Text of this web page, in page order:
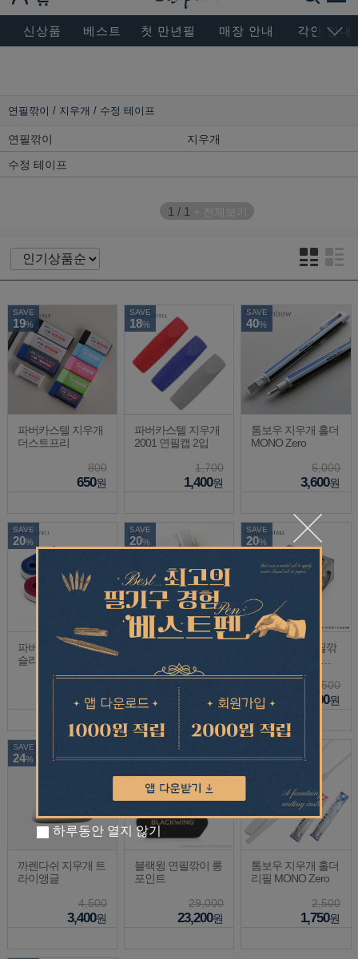
BESEN MASTERPIECE, SINCE 2004
신상품 베스트 첫 만년필 매장 안내 각인 안내
연필깎이 / 지우개 / 수정 테이프
연필깎이
지우개
수정 테이프
1 / 1 + 전체보기
SAVE
19%
파버카스텔 지우개
더스트프리
800
650원
SAVE
18%
파버카스텔 지우개
2001 연필캡 2입
1,700
1,400원
SAVE
40%
톰보우 지우개 홀더
MONO Zero
6,000
3,600원
SAVE
20%
파버카스텔 지우개
슬리브 미니
2,400 원
SAVE
20%
31,200원
SAVE
20%
파버카스텔 연필깎
이 더블 연필/점보
연필 183400
3,500
2,800원
SAVE
24%
까렌다쉬 지우개 트
라이앵글
4,500
3,400원
20%
블랙윙 연필깎이 롱
포인트
29,000
23,200원
30%
톰보우 지우개 홀더
리필 MONO Zero
2,500
1,750원
하루동안 열지 않기